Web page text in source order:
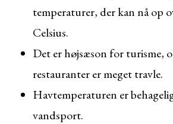
temperaturer, der kan nå op
Celsius.
Det er højsæson for turisme,
restauranter er meget travle.
Havtemperaturen er
vandsport.